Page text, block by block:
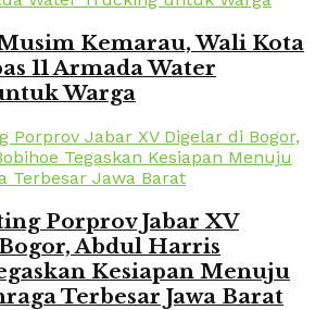
Kemarau, Wali Kota
11 Armada Water
Warga
Porprov Jabar XV
Abdul Harris
Kesiapan Menuju
Terbesar Jawa Barat